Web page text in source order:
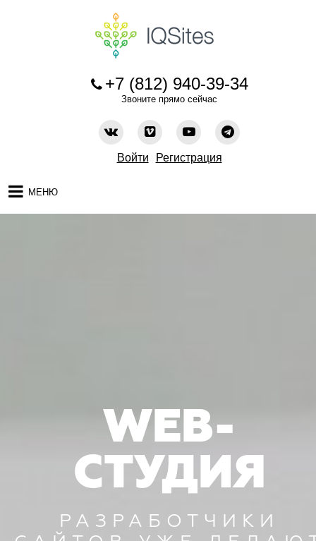
+7 (812) 940-39-34
Звоните прямо сейчас
Войти Регистрация
МЕНЮ
WEB-
СТУДИЯ
РАЗРАБОТЧИКИ